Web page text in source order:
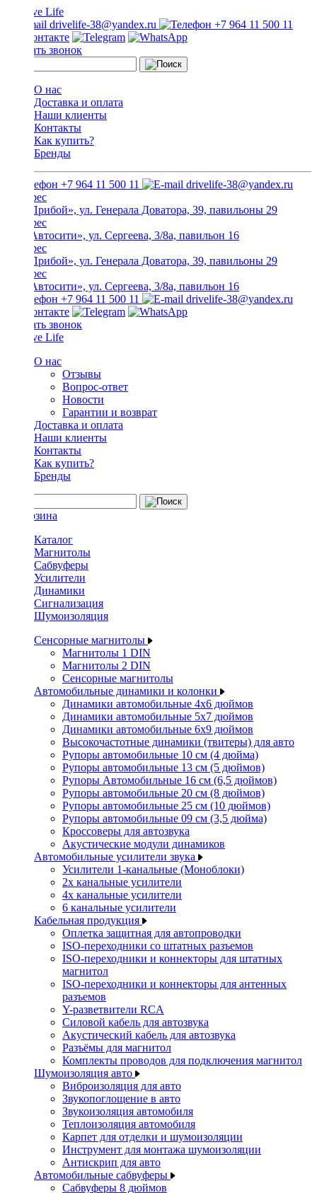
drivelife-38@yandex.ru +7 964 11 500 11
Заказать звонок
О нас
Доставка и оплата
Наши клиенты
Контакты
Как купить?
Бренды
+7 964 11 500 11 drivelife-38@yandex.ru
ТЦ «Прибой», ул. Генерала Доватора, 39, павильоны 29
ТЦ «Автосити», ул. Сергеева, 3/8а, павильон 16
ТЦ «Прибой», ул. Генерала Доватора, 39, павильоны 29
ТЦ «Автосити», ул. Сергеева, 3/8а, павильон 16
+7 964 11 500 11
drivelife-38@yandex.ru
Заказать звонок
О нас
Отзывы
Вопрос-ответ
Новости
Гарантии и возврат
Доставка и оплата
Наши клиенты
Контакты
Как купить?
Бренды
Каталог
Магнитолы
Сабвуферы
Усилители
Динамики
Сигнализация
Шумоизоляция
Сенсорные магнитолы
Магнитолы 1 DIN
Магнитолы 2 DIN
Сенсорные магнитолы
Автомобильные динамики и колонки
Динамики автомобильные 4x6 дюймов
Динамики автомобильные 5x7 дюймов
Динамики автомобильные 6x9 дюймов
Высокочастотные динамики (твитеры) для авто
Рупоры автомобильные 10 см (4 дюйма)
Рупоры автомобильные 13 см (5 дюймов)
Рупоры Автомобильные 16 см (6,5 дюймов)
Рупоры автомобильные 20 см (8 дюймов)
Рупоры автомобильные 25 см (10 дюймов)
Рупоры автомобильные 09 см (3,5 дюйма)
Кроссоверы для автозвука
Акустические модули динамиков
Автомобильные усилители звука
Усилители 1-канальные (Моноблоки)
2х канальные усилители
4х канальные усилители
6 канальные усилители
Кабельная продукция
Оплетка защитная для автопроводки
ISO-переходники со штатных разъемов
ISO-переходники и коннекторы для штатных
магнитол
ISO-переходники и коннекторы для антенных
разъемов
Y-разветвители RCA
Силовой кабель для автозвука
Акустический кабель для автозвука
Разъёмы для магнитол
Комплекты проводов для подключения магнитол
Шумоизоляция авто
Виброизоляция для авто
Звукопоглощение в авто
Звукоизоляция автомобиля
Теплоизоляция автомобиля
Карпет для отделки и шумоизоляции
Инструмент для монтажа шумоизоляции
Антискрип для авто
Автомобильные сабвуферы
Сабвуферы 8 дюймов